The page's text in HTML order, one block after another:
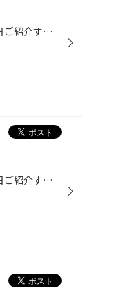
皆さまこんにちは、仙台市の長町エリアにありますタイヤ館286です！ 本日ご紹介するのはこちら！ トヨタ ハリアー アレンザLX100 取付＆アライメント調整 装着したタイヤは ブリヂストン アレンザ LX100 225/65R17 ブリヂストンのSUV専用タイヤ アレンザLX100 ！ 様々なテクノロジーにより、高い...
皆さまこんにちは、仙台市の長町エリアにありますタイヤ館286です！ 本日ご紹介するのは ホンダ シャトル レグノ GR-XII 取り付け&アライメント調整 装着したタイヤは ブリヂストン レグノ GR-XII 185/55R16 アライメント調整も同時に施工！ 〇〇様、ご来店誠にありがとうございました。 100km点...